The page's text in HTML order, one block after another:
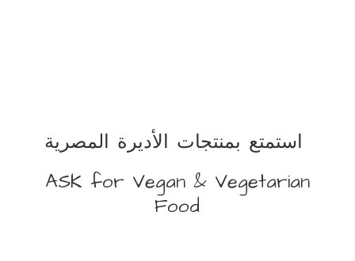
ASK for Vegan & Vegetarian
Food